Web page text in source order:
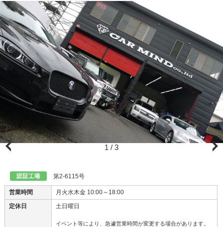
1 / 3
第2-6115号
営業時間
月火水木金 10:00～18:00
定休日
土日曜日
イベント等により、急遽営業時間が変更する場合があります。